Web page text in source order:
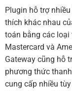
Plugin hỗ trợ
thích khác nhau
toán bằng các loại
Mastercard và
Gateway cũng hỗ
phương thức
cung cấp nhiều